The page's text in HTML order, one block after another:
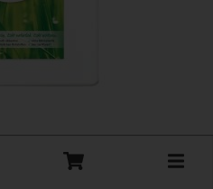
Toggle